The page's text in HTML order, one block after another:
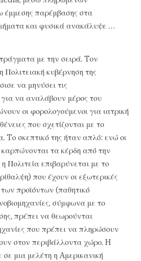
έμμεσης παρέμβασης στα
και φυσικά ανακάλυψε …
με την σειρά. Tον
κυβέρνηση της
να μηνύσει τις
για να αναλάβουν μέρος του
οι φορολογούμενοι για ιατρική
που σχετίζονται με το
Tο σκεπτικό της ήταν απλό: ενώ οι
καρπώνονται τα κέρδη από την
Πολιτεία επιβαρύνεται με το
που έχουν οι εξωτερικές
προϊόντων (παθητικό
σύμφωνα με το
πρέπει να θεωρούνται
που πρέπει να πληρώσουν
στον περιβάλλοντα χώρο. H
σε μια μελέτη η Aμερικανική